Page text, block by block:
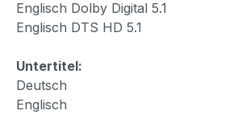
Englisch Dolby Digital 5.1
Englisch DTS HD 5.1
Untertitel:
Deutsch
Englisch